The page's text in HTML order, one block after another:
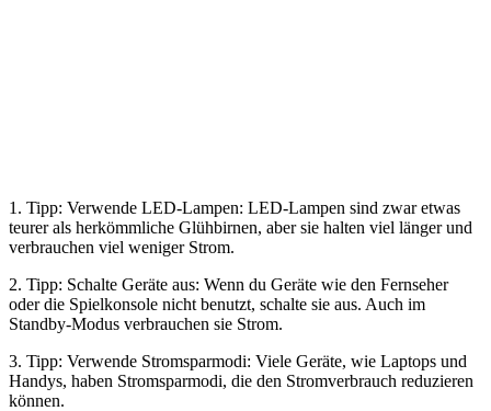
1. Tipp: Verwende LED-Lampen: LED-Lampen sind zwar etwas
teurer als herkömmliche Glühbirnen, aber sie halten viel länger und
verbrauchen viel weniger Strom.
2. Tipp: Schalte Geräte aus: Wenn du Geräte wie den Fernseher
oder die Spielkonsole nicht benutzt, schalte sie aus. Auch im
Standby-Modus verbrauchen sie Strom.
3. Tipp: Verwende Stromsparmodi: Viele Geräte, wie Laptops und
Handys, haben Stromsparmodi, die den Stromverbrauch reduzieren
können.